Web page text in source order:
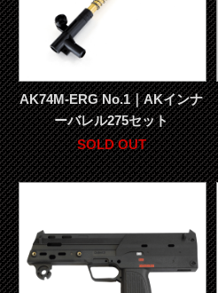
AK74M-ERG No.1｜AKインナ
ーバレル275セット
SOLD OUT